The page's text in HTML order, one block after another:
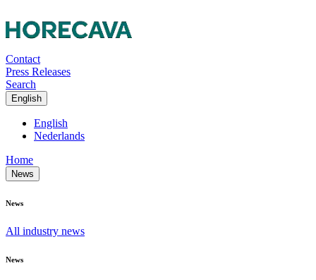
Contact
Press Releases
Search
English
English
Nederlands
Home
News
News
All industry news
News